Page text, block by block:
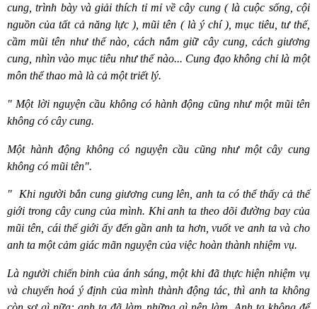
cung, trình bày và giải thích tỉ mỉ về cây cung ( là cuộc sống, cội
nguồn của tất cả năng lực ), mũi tên ( là ý chí ), mục tiêu, tư thế,
cầm mũi tên như thế nào, cách nắm giữ cây cung, cách giương
cung, nhìn vào mục tiêu như thế nào... Cung đạo không chỉ là một
môn thể thao mà là cả một triết lý.
" Một lời nguyện cầu không có hành động cũng như một mũi tên
không có cây cung.
Một hành động không có nguyện cầu cũng như một cây cung
không có mũi tên".
"
Khi người bắn cung giương cung lên, anh ta có thể thấy cả thế
giới trong cây cung của mình. Khi anh ta theo dõi đường bay của
mũi tên, cái thế giới ấy đến gần anh ta hơn, vuốt ve anh ta và cho
anh ta một cảm giác mãn nguyện của việc hoàn thành nhiệm vụ.
Là người chiến binh của ánh sáng, một khi đã thực hiện nhiệm vụ
và chuyển hoá ý định của mình thành động tác, thì anh ta không